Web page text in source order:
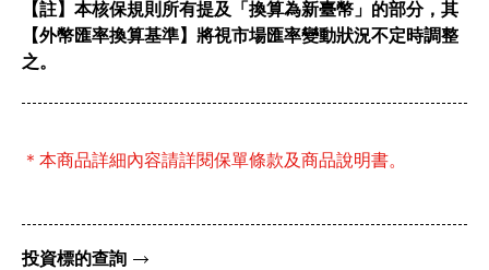
【註】本核保規則所有提及「換算為新臺幣」的部分，其
【外幣匯率換算基準】將視市場匯率變動狀況不定時調整
之。
＊本商品詳細內容請詳閱保單條款及商品說明書。
投資標的查詢